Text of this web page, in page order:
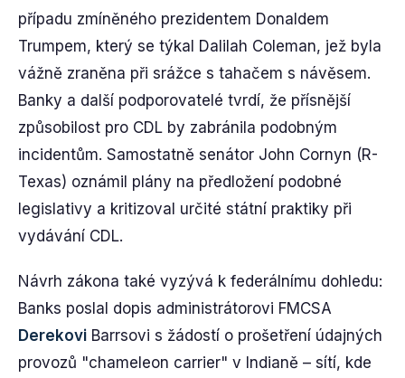
případu zmíněného prezidentem Donaldem
Trumpem, který se týkal Dalilah Coleman, jež byla
vážně zraněna při srážce s tahačem s návěsem.
Banky a další podporovatelé tvrdí, že přísnější
způsobilost pro CDL by zabránila podobným
incidentům. Samostatně senátor John Cornyn (R-
Texas) oznámil plány na předložení podobné
legislativy a kritizoval určité státní praktiky při
vydávání CDL.
Návrh zákona také vyzývá k federálnímu dohledu:
Banks poslal dopis administrátorovi FMCSA
Derekovi Barrsovi s žádostí o prošetření údajných
provozů "chameleon carrier" v Indianě – sítí, kde